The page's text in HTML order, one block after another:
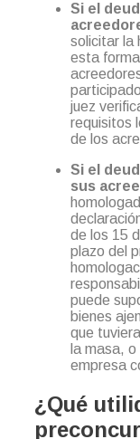
Si el
solicitar la
esta
juez
requisitos
de los
Si el
sus
de los 15
plazo del
puede
bienes
que
la masa,
empresa
¿Qué